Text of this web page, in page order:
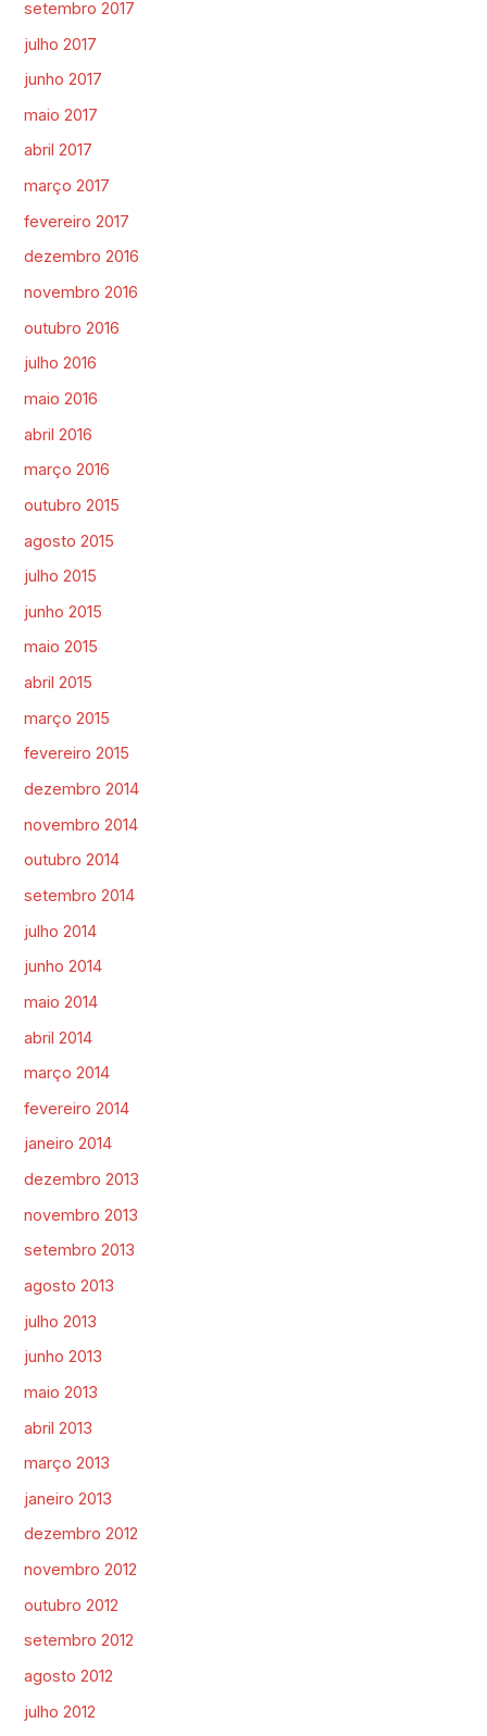
setembro 2017
julho 2017
junho 2017
maio 2017
abril 2017
março 2017
fevereiro 2017
dezembro 2016
novembro 2016
outubro 2016
julho 2016
maio 2016
abril 2016
março 2016
outubro 2015
agosto 2015
julho 2015
junho 2015
maio 2015
abril 2015
março 2015
fevereiro 2015
dezembro 2014
novembro 2014
outubro 2014
setembro 2014
julho 2014
junho 2014
maio 2014
abril 2014
março 2014
fevereiro 2014
janeiro 2014
dezembro 2013
novembro 2013
setembro 2013
agosto 2013
julho 2013
junho 2013
maio 2013
abril 2013
março 2013
janeiro 2013
dezembro 2012
novembro 2012
outubro 2012
setembro 2012
agosto 2012
julho 2012